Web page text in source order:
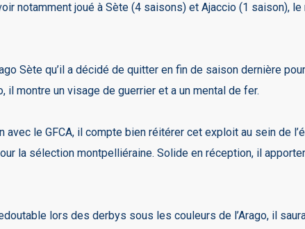
notamment joué à Sète (4 saisons) et Ajaccio (1 saison),
Sète qu’il a décidé de quitter en fin de saison dernière
il montre un visage de guerrier et a un mental de fer.
le GFCA, il compte bien réitérer cet exploit au sein de
la sélection montpelliéraine. Solide en réception, il
lors des derbys sous les couleurs de l’Arago, il